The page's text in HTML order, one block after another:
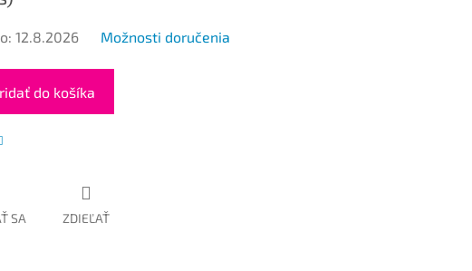
12.8.2026 Možnosti doručenia
do košíka
SA ZDIEĽAŤ